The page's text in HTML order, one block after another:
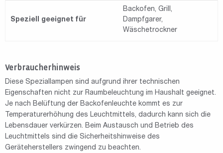
Speziell geeignet für
Backofen, Grill,
Dampfgarer,
Wäschetrockner
Verbraucherhinweis
Diese Speziallampen sind aufgrund ihrer technischen
Eigenschaften nicht zur Raumbeleuchtung im Haushalt geeignet.
Je nach Belüftung der Backofenleuchte kommt es zur
Temperaturerhöhung des Leuchtmittels, dadurch kann sich die
Lebensdauer verkürzen. Beim Austausch und Betrieb des
Leuchtmittels sind die Sicherheitshinweise des
Geräteherstellers zwingend zu beachten.